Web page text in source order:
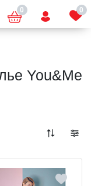
0 0
You&Me